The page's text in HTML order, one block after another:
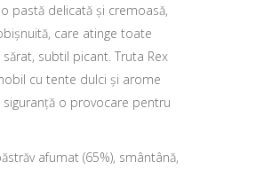
pastă delicată și cremoasă,
care atinge toate
subtil picant. Truta Rex
cu tente dulci și arome
o provocare pentru
afumat (65%), smântână,